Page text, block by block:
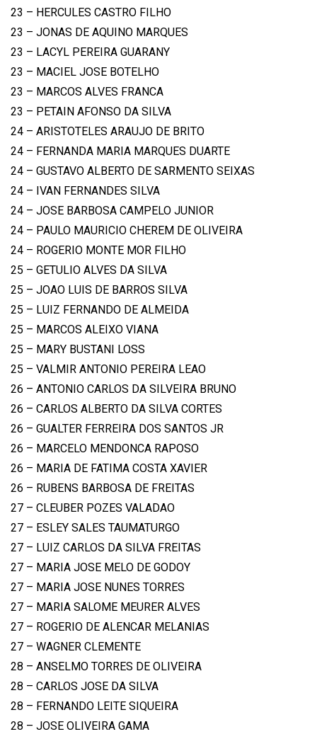
23 – HERCULES CASTRO FILHO
23 – JONAS DE AQUINO MARQUES
23 – LACYL PEREIRA GUARANY
23 – MACIEL JOSE BOTELHO
23 – MARCOS ALVES FRANCA
23 – PETAIN AFONSO DA SILVA
24 – ARISTOTELES ARAUJO DE BRITO
24 – FERNANDA MARIA MARQUES DUARTE
24 – GUSTAVO ALBERTO DE SARMENTO SEIXAS
24 – IVAN FERNANDES SILVA
24 – JOSE BARBOSA CAMPELO JUNIOR
24 – PAULO MAURICIO CHEREM DE OLIVEIRA
24 – ROGERIO MONTE MOR FILHO
25 – GETULIO ALVES DA SILVA
25 – JOAO LUIS DE BARROS SILVA
25 – LUIZ FERNANDO DE ALMEIDA
25 – MARCOS ALEIXO VIANA
25 – MARY BUSTANI LOSS
25 – VALMIR ANTONIO PEREIRA LEAO
26 – ANTONIO CARLOS DA SILVEIRA BRUNO
26 – CARLOS ALBERTO DA SILVA CORTES
26 – GUALTER FERREIRA DOS SANTOS JR
26 – MARCELO MENDONCA RAPOSO
26 – MARIA DE FATIMA COSTA XAVIER
26 – RUBENS BARBOSA DE FREITAS
27 – CLEUBER POZES VALADAO
27 – ESLEY SALES TAUMATURGO
27 – LUIZ CARLOS DA SILVA FREITAS
27 – MARIA JOSE MELO DE GODOY
27 – MARIA JOSE NUNES TORRES
27 – MARIA SALOME MEURER ALVES
27 – ROGERIO DE ALENCAR MELANIAS
27 – WAGNER CLEMENTE
28 – ANSELMO TORRES DE OLIVEIRA
28 – CARLOS JOSE DA SILVA
28 – FERNANDO LEITE SIQUEIRA
28 – JOSE OLIVEIRA GAMA